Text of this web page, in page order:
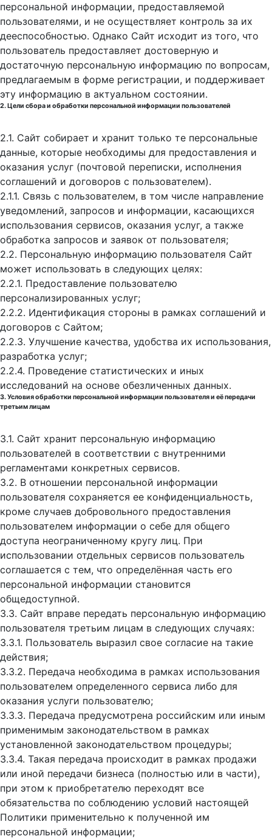
персональной информации, предоставляемой
пользователями, и не осуществляет контроль за их
дееспособностью. Однако Сайт исходит из того, что
пользователь предоставляет достоверную и
достаточную персональную информацию по вопросам,
предлагаемым в форме регистрации, и поддерживает
эту информацию в актуальном состоянии.
2. Цели сбора и обработки персональной информации пользователей
2.1. Сайт собирает и хранит только те персональные
данные, которые необходимы для предоставления и
оказания услуг (почтовой переписки, исполнения
соглашений и договоров с пользователем).
2.1.1. Связь с пользователем, в том числе направление
уведомлений, запросов и информации, касающихся
использования сервисов, оказания услуг, а также
обработка запросов и заявок от пользователя;
2.2. Персональную информацию пользователя Сайт
может использовать в следующих целях:
2.2.1. Предоставление пользователю
персонализированных услуг;
2.2.2. Идентификация стороны в рамках соглашений и
договоров с Сайтом;
2.2.3. Улучшение качества, удобства их использования,
разработка услуг;
2.2.4. Проведение статистических и иных
исследований на основе обезличенных данных.
3. Условия обработки персональной информации пользователя и её передачи
третьим лицам
3.1. Сайт хранит персональную информацию
пользователей в соответствии с внутренними
регламентами конкретных сервисов.
3.2. В отношении персональной информации
пользователя сохраняется ее конфиденциальность,
кроме случаев добровольного предоставления
пользователем информации о себе для общего
доступа неограниченному кругу лиц. При
использовании отдельных сервисов пользователь
соглашается с тем, что определённая часть его
персональной информации становится
общедоступной.
3.3. Сайт вправе передать персональную информацию
пользователя третьим лицам в следующих случаях:
3.3.1. Пользователь выразил свое согласие на такие
действия;
3.3.2. Передача необходима в рамках использования
пользователем определенного сервиса либо для
оказания услуги пользователю;
3.3.3. Передача предусмотрена российским или иным
применимым законодательством в рамках
установленной законодательством процедуры;
3.3.4. Такая передача происходит в рамках продажи
или иной передачи бизнеса (полностью или в части),
при этом к приобретателю переходят все
обязательства по соблюдению условий настоящей
Политики применительно к полученной им
персональной информации;